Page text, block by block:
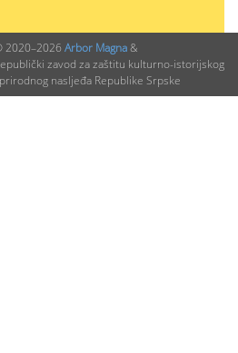
0)
2020–2026 Arbor Magna&
zavod za zaštitu kulturno-istorijskog
nasljeđa Republike Srpske